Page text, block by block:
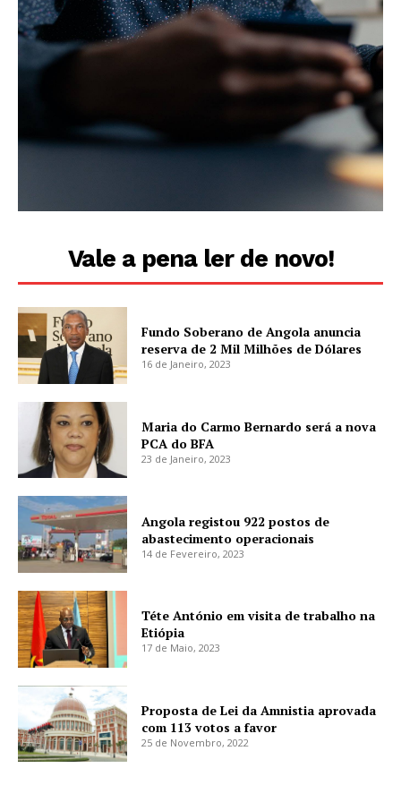
Vale a pena ler de novo!
Fundo Soberano de Angola anuncia
reserva de 2 Mil Milhões de Dólares
16 de Janeiro, 2023
Maria do Carmo Bernardo será a nova
PCA do BFA
23 de Janeiro, 2023
Angola registou 922 postos de
abastecimento operacionais
14 de Fevereiro, 2023
Téte António em visita de trabalho na
Etiópia
17 de Maio, 2023
Proposta de Lei da Amnistia aprovada
com 113 votos a favor
25 de Novembro, 2022